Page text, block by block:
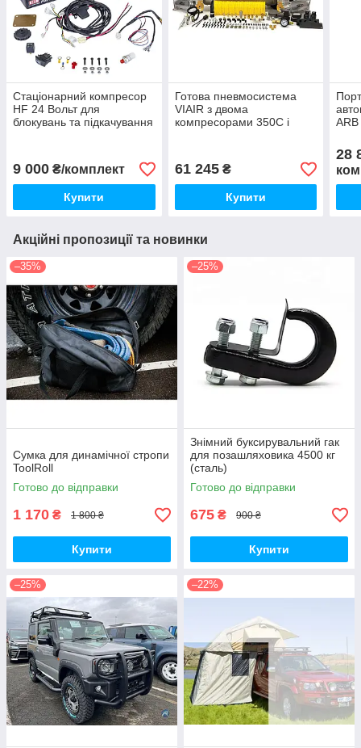
Стаціонарний компресор
HF 24 Вольт для
блокувань та підкачування
9 000 ₴/комплект
Купити
Готова пневмосистема
VIAIR з двома
компресорами 350С і
61 245₴
Купити
ARB
28
Акційні пропозиції та новинки
–35%
Сумка для динамічної стропи
ToolRoll
Готово до відправки
1 170 ₴ 1 800 ₴
Купити
–25%
Знімний буксирувальний гак
для позашляховика 4500 кг
(сталь)
Готово до відправки
675 ₴ 900 ₴
Купити
–25% –22%